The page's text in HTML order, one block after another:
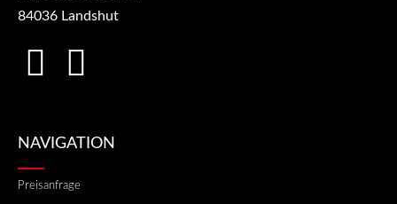
84036 Landshut
NAVIGATION
Preisanfrage